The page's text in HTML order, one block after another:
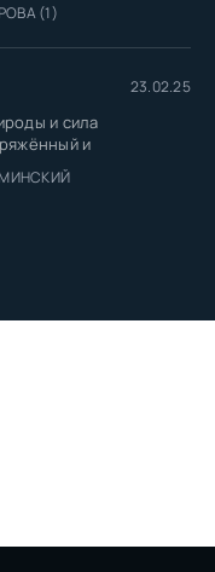
(1)
23.02.25
и сила
и